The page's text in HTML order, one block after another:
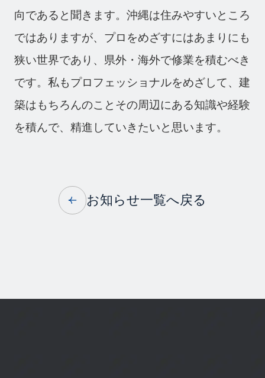
向であると聞きます。沖縄は住みやすいところ
ではありますが、プロをめざすにはあまりにも
狭い世界であり、県外・海外で修業を積むべき
です。私もプロフェッショナルをめざして、建
築はもちろんのことその周辺にある知識や経験
を積んで、精進していきたいと思います。
お知らせ一覧へ戻る